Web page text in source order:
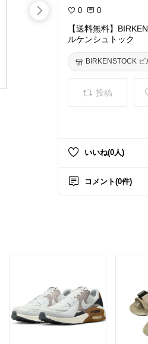
0 0
【送料無料】
ルケンシュトック
BIRKENSTOCK
投稿
いいね(0人)
コメント(0件)